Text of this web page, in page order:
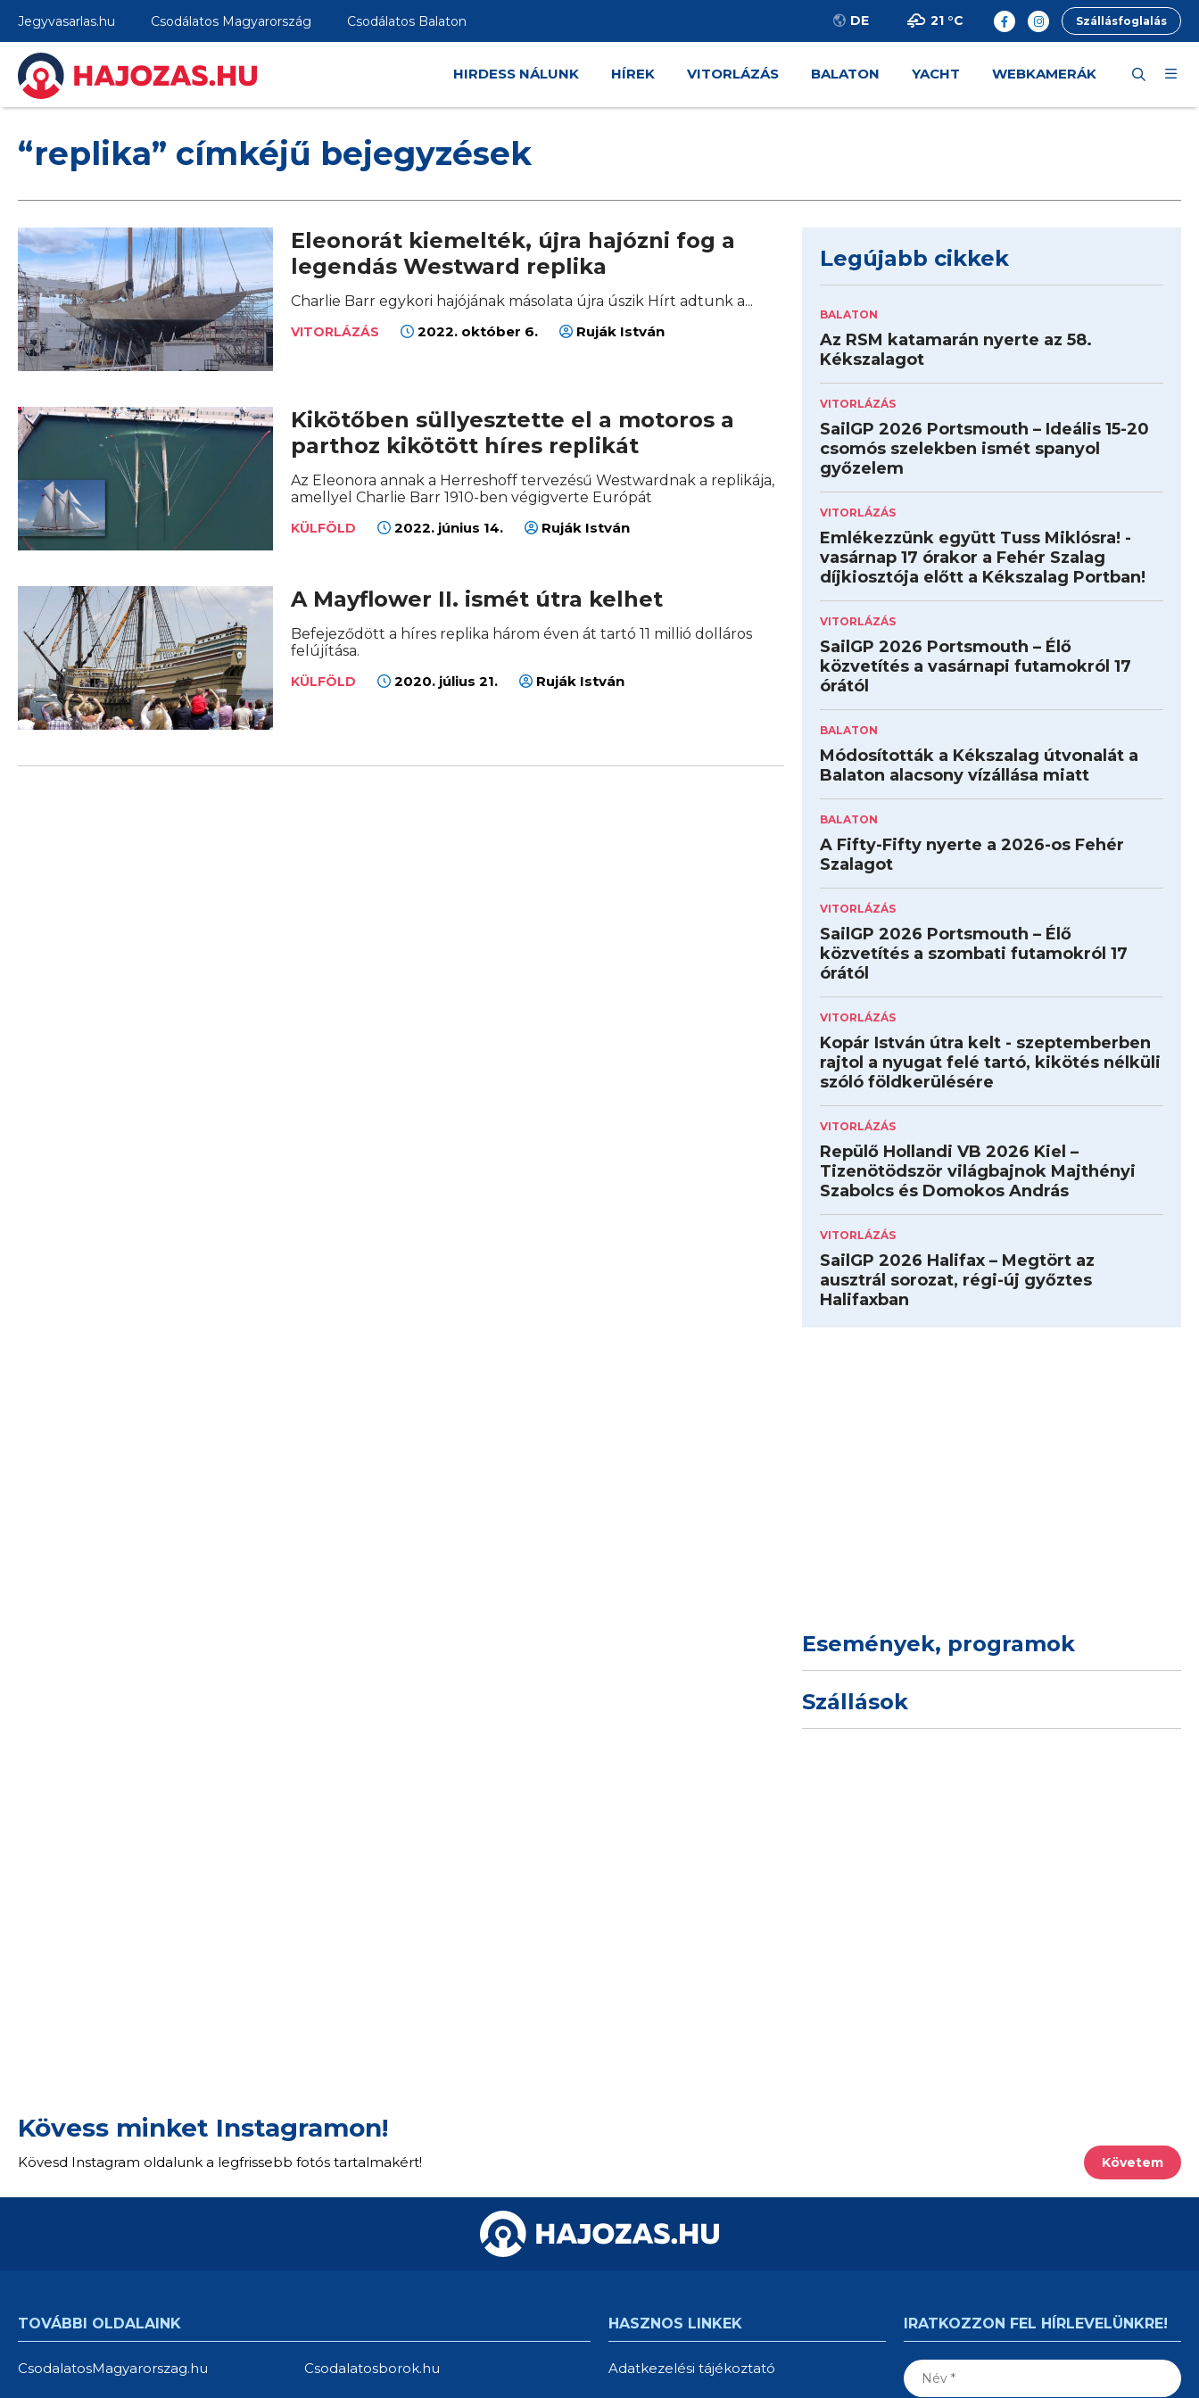
Jegyvasarlas.hu Csodálatos Magyarország Csodálatos Balaton DE 21 °C Szállásfoglalás
HIRDESS NÁLUNK HÍREK VITORLÁZÁS BALATON YACHT WEBKAMERÁK
“replika” címkéjű bejegyzések
Eleonorát kiemelték, újra hajózni fog a
legendás Westward replika
Charlie Barr egykori hajójának másolata újra úszik Hírt adtunk a...
VITORLÁZÁS 2022. október 6. Ruják István
Kikötőben süllyesztette el a motoros a
parthoz kikötött híres replikát
Az Eleonora annak a Herreshoff tervezésű Westwardnak a replikája,
amellyel Charlie Barr 1910-ben végigverte Európát
KÜLFÖLD 2022. június 14. Ruják István
A Mayflower II. ismét útra kelhet
Befejeződött a híres replika három éven át tartó 11 millió dolláros
felújítása.
KÜLFÖLD 2020. július 21. Ruják István
Legújabb cikkek
BALATON
Az RSM katamarán nyerte az 58.
Kékszalagot
VITORLÁZÁS
SailGP 2026 Portsmouth – Ideális 15-20
csomós szelekben ismét spanyol
győzelem
VITORLÁZÁS
Emlékezzünk együtt Tuss Miklósra! -
vasárnap 17 órakor a Fehér Szalag
díjkiosztója előtt a Kékszalag Portban!
VITORLÁZÁS
SailGP 2026 Portsmouth – Élő
közvetítés a vasárnapi futamokról 17
órától
BALATON
Módosították a Kékszalag útvonalát a
Balaton alacsony vízállása miatt
BALATON
A Fifty-Fifty nyerte a 2026-os Fehér
Szalagot
VITORLÁZÁS
SailGP 2026 Portsmouth – Élő
közvetítés a szombati futamokról 17
órától
VITORLÁZÁS
Kopár István útra kelt - szeptemberben
rajtol a nyugat felé tartó, kikötés nélküli
szóló földkerülésére
VITORLÁZÁS
Repülő Hollandi VB 2026 Kiel –
Tizenötödször világbajnok Majthényi
Szabolcs és Domokos András
VITORLÁZÁS
SailGP 2026 Halifax – Megtört az
ausztrál sorozat, régi-új győztes
Halifaxban
Események, programok
Szállások
Kövess minket Instagramon!
Kövesd Instagram oldalunk a legfrissebb fotós tartalmakért! Követem
TOVÁBBI OLDALAINK
CsodalatosMagyarorszag.hu Csodalatosborok.hu
HASZNOS LINKEK
Adatkezelési tájékoztató
IRATKOZZON FEL HÍRLEVELÜNKRE!